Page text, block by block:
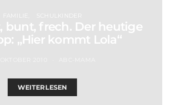
FAMILIE SCHULKINDER
bunt, frech. Der heutige
„Hier kommt Lola“
WEITERLESEN